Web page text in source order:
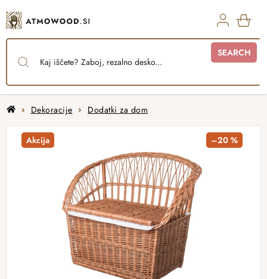
to
content
SEARCH
HomeDekoracije Dodatki za dom
Akcija –20 %